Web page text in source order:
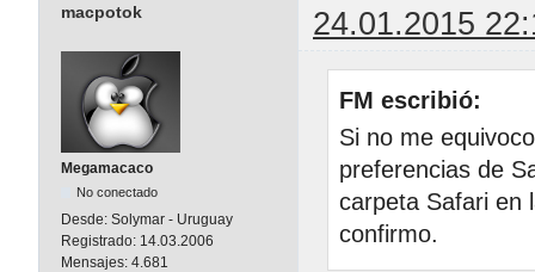
macpotok 24.01.2015
Megamacaco
No conectado
Desde: Solymar - Uruguay
Registrado: 14.03.2006
Mensajes: 4.681
FM escribió:
Si no me
preferencias de
carpeta Safari en
confirmo.